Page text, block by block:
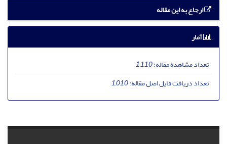
ارجاع به این مقاله
آمار
تعداد مشاهده مقاله:1,110
تعداد دریافت فایل اصل مقاله:1,010